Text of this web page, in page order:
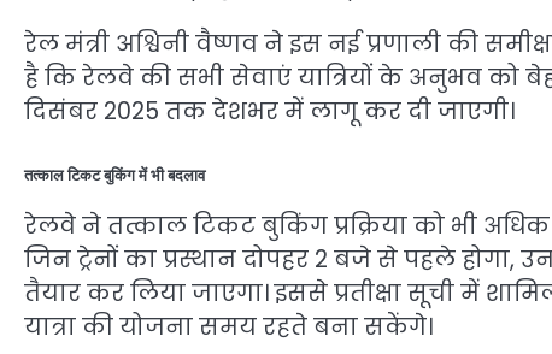
रेल मंत्री अश्विनी वैष्णव ने इस नई प्रणाली की
है कि रेलवे की सभी सेवाएं यात्रियों के अनुभव को
दिसंबर 2025 तक देशभर में लागू कर दी जाएगी।
तत्काल टिकट बुकिंग में भी बदलाव
रेलवे ने तत्काल टिकट बुकिंग प्रक्रिया को भी
जिन ट्रेनों का प्रस्थान दोपहर 2 बजे से पहले
तैयार कर लिया जाएगा। इससे प्रतीक्षा सूची में
यात्रा की योजना समय रहते बना सकेंगे।